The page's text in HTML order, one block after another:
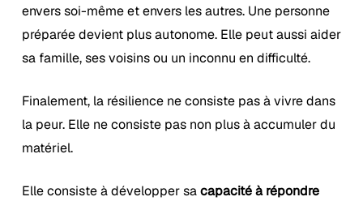
envers soi-même et envers les autres. Une personne
préparée devient plus autonome. Elle peut aussi aider
sa famille, ses voisins ou un inconnu en difficulté.
Finalement, la résilience ne consiste pas à vivre dans
la peur. Elle ne consiste pas non plus à accumuler du
matériel.
Elle consiste à développer sacapacité à répondre